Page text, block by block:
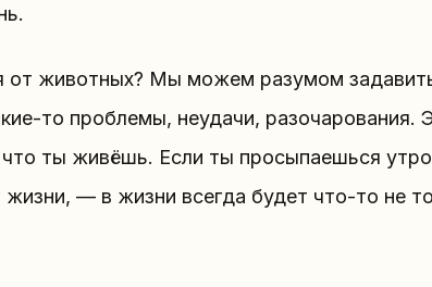
животных? Мы можем разумом
то проблемы, неудачи, разочарования.
ты живёшь. Если ты просыпаешься
— в жизни всегда будет что-то не